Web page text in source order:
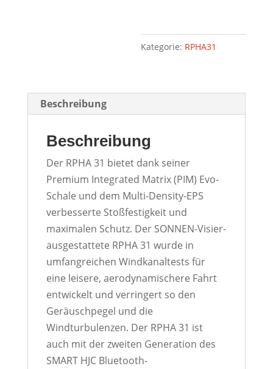
Kategorie: RPHA31
Beschreibung
Beschreibung
Der RPHA 31 bietet dank seiner
Premium Integrated Matrix (PIM) Evo-
Schale und dem Multi-Density-EPS
verbesserte Stoßfestigkeit und
maximalen Schutz. Der SONNEN-Visier-
ausgestattete RPHA 31 wurde in
umfangreichen Windkanaltests für
eine leisere, aerodynamischere Fahrt
entwickelt und verringert so den
Geräuschpegel und die
Windturbulenzen. Der RPHA 31 ist
auch mit der zweiten Generation des
SMART HJC Bluetooth-